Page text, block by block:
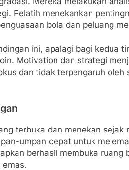
Pelatih menekankan
bola dan peluang
ini, apalagi bagi kedua
Motivation dan strategi
dan tidak terpengaruh oleh
terbuka dan menekan sejak
umpan cepat untuk
berhasil membuka ruang
emas.